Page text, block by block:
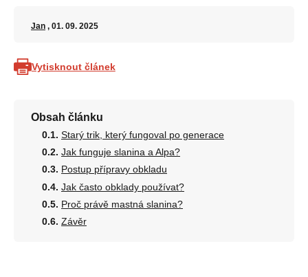
Jan , 01. 09. 2025
Vytisknout článek
Obsah článku
Starý trik, který fungoval po generace
Jak funguje slanina a Alpa?
Postup přípravy obkladu
Jak často obklady používat?
Proč právě mastná slanina?
Závěr